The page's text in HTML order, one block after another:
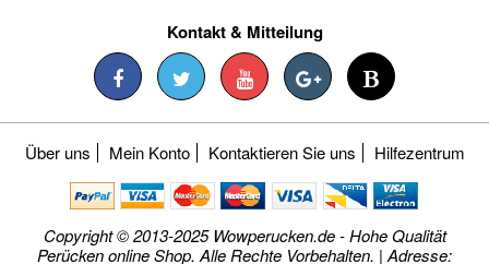
Kontakt & Mitteilung
Über uns Mein Konto Kontaktieren Sie uns Hilfezentrum
Copyright © 2013-2025 Wowperucken.de - Hohe Qualität
Perücken online Shop. Alle Rechte Vorbehalten. | Adresse: